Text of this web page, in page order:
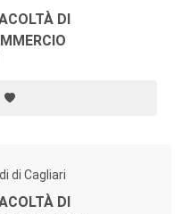
DI
di Cagliari
DI